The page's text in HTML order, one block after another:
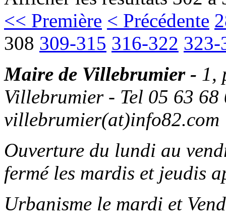
<< Première < Précédente
308 309-315 316-322 323-
Maire de Villebrumier - 1,
Villebrumier - Tel 05 63
villebrumier(at)info82.com
Ouverture du lundi au
fermé les mardis et jeudis
Urbanisme le mardi et